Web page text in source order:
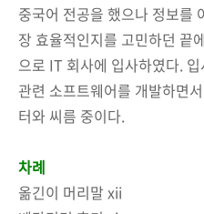
중국어 전공을 했으나 정보를
장 효율적인지를 고민하던 끝
으로 IT 회사에 입사하였다.
관련 소프트웨어를 개발하면
터와 씨름 중이다.
차례
옮긴이 머리말 xii